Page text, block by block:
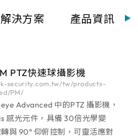
(16-32路)
解決方案 產品資訊
PTZ快速球攝影機
security.com.tw/tw/products-
PM/
Advanced 中的PTZ 攝影機，
感光元件，具備 30倍光學變
與 90° 仰俯控制，可靈活應對